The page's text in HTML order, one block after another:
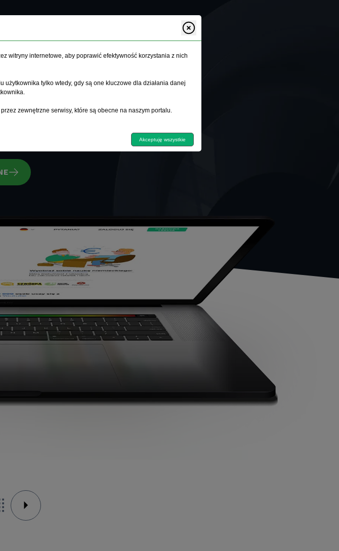
minut.
witryny internetowe, aby poprawić efektywność korzystania z nich
tylko wtedy, gdy są one kluczowe dla działania danej
zewnętrzne serwisy, które są obecne na naszym portalu.
Akceptuję wszystkie